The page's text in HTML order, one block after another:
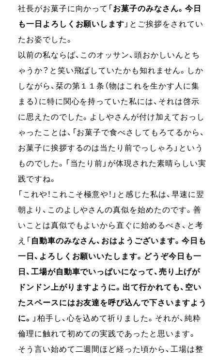
社長がお菓子に向かって「 お菓子のみなさん。今日
も一日よろしくお願いします 」とご挨拶をされてい
たお姿でした。
以前の私ならば、このオッサン、頭おかしいんとち
ゃうか？と笑い飛ばしていたかも知れません。しか
しながら、栞の第１１条（物はこれを生かす人に集
まる）に特に関心を持っていた私には、それは啓示
に思えたのでした。よしやさんが付け加えておっし
ゃったことは、「お菓子で食べさしてもろてるから、
お菓子に挨拶するのは当たり前でっしゃろ」という
ものでした。「当たり前」が体現された素晴らしい実
践ですね。
「これや！これこそ極意や！」と感じた私は、早速に翌
朝より、このよしやさんの真似を始めたのです。善
いことは真似でもよいから直ぐに始めるべき、と考
え「 自動車のみなさん、おはようございます。今日も
一日、よろしくお願いいたします。どうぞ今日も一
日、工場が自動車でいっぱいになって、売り上げが
ドンドン上がりますように。出て行かれても、空い
たスペースにはお友達を呼び込んで下さいますよう
に。
」柏手し、心を込めて祈りました。それが、純粋
倫理に触れて初めての実践であったと思います。
そう言い始めて二週間ほど経った頃から、工場は整